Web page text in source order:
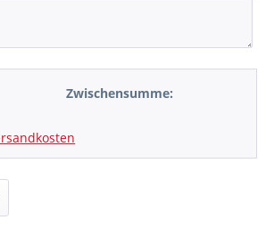
Zwischensumme: